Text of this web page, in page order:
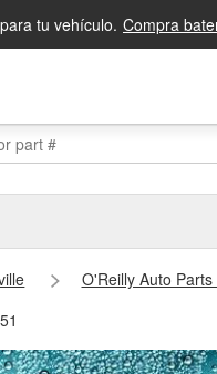
tu vehículo. Compra
O'Reilly Auto